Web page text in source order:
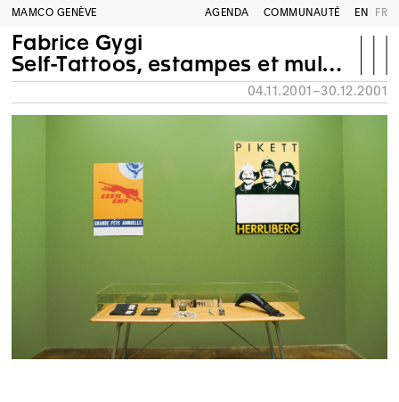
MAMCO GENÈVE AGENDA COMMUNAUTÉ EN FR
Fabrice Gygi
Self-Tattoos, estampes et multiples, 1982-2001
04.11.2001–30.12.2001